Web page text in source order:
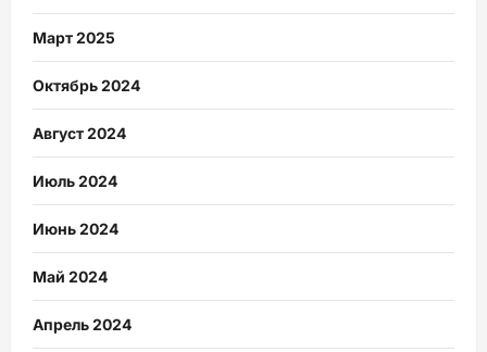
Март 2025
Октябрь 2024
Август 2024
Июль 2024
Июнь 2024
Май 2024
Апрель 2024